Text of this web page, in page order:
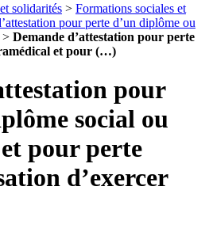
solidarités > Formations sociales et
pour perte d’un diplôme ou
> Demande d’attestation pour perte
et pour (…)
pour
social ou
pour perte
d’exercer